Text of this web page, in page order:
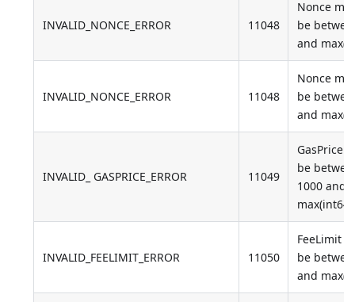
INVALID_NONCE_ERROR 11048
Nonce
be
and
INVALID_NONCE_ERROR 11048
Nonce
be
and
INVALID_ GASPRICE_ERROR 11049
GasPrice
be
1000 and
max(int64)
INVALID_FEELIMIT_ERROR 11050
FeeLimit
be
and